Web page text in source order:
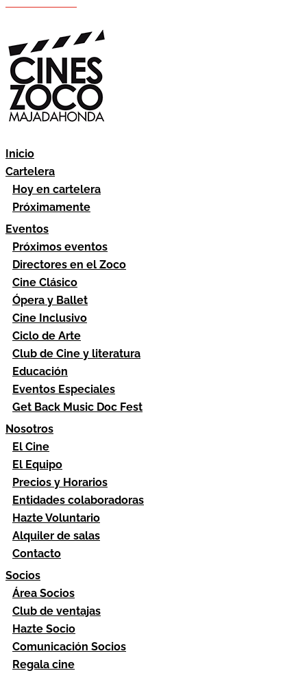
Inicio
Cartelera
Hoy en cartelera
Próximamente
Eventos
Próximos eventos
Directores en el Zoco
Cine Clásico
Ópera y Ballet
Cine Inclusivo
Ciclo de Arte
Club de Cine y literatura
Educación
Eventos Especiales
Get Back Music Doc Fest
Nosotros
El Cine
El Equipo
Precios y Horarios
Entidades colaboradoras
Hazte Voluntario
Alquiler de salas
Contacto
Socios
Área Socios
Club de ventajas
Hazte Socio
Comunicación Socios
Regala cine